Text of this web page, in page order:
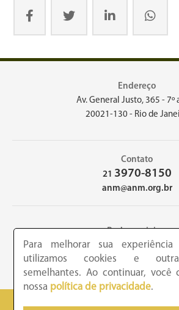
Endereço
Av. General Justo, 365 - 7º
20021-130 - Rio de
Contato
21 3970-8150
anm@anm.org.br
Redes sociais
2026 - Academia Nacional de Medicina -
Para melhorar sua experiência
utilizamos cookies e
semelhantes. Ao continuar, você
nossa política de privacidade.